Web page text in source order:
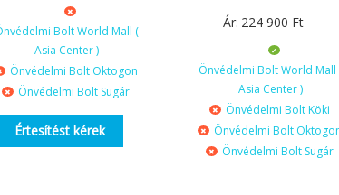
Bolt World Mall (
Asia Center )
Önvédelmi Bolt Oktogon
Önvédelmi Bolt Sugár
Értesítést kérek
Ár: 224 900 Ft
Önvédelmi Bolt World Mall
Asia Center )
Önvédelmi Bolt Köki
Önvédelmi Bolt
Önvédelmi Bolt Sugár